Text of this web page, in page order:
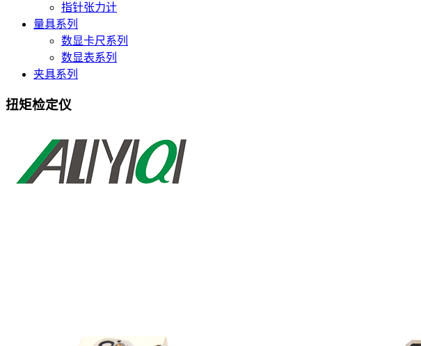
指针张力计
量具系列
数显卡尺系列
数显表系列
夹具系列
扭矩检定仪